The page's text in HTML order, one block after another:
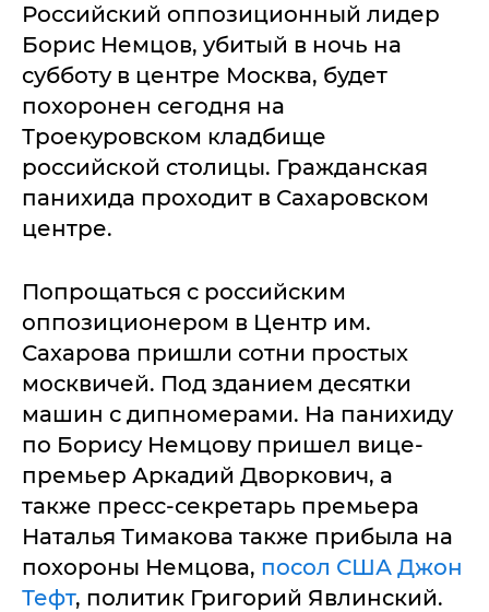
Российский оппозиционный лидер
Борис Немцов, убитый в ночь на
субботу в центре Москва, будет
похоронен сегодня на
Троекуровском кладбище
российской столицы. Гражданская
панихида проходит в Сахаровском
центре.
Попрощаться с российским
оппозиционером в Центр им.
Сахарова пришли сотни простых
москвичей. Под зданием десятки
машин с дипномерами. На панихиду
по Борису Немцову пришел вице-
премьер Аркадий Дворкович, а
также пресс-секретарь премьера
Наталья Тимакова также прибыла на
похороны Немцова, посол США Джон
Тефт, политик Григорий Явлинский.